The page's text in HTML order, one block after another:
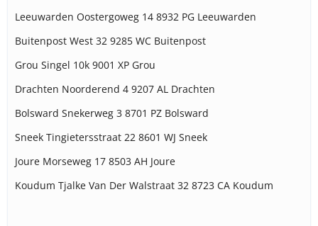
Leeuwarden Oostergoweg 14 8932 PG Leeuwarden
Buitenpost West 32 9285 WC Buitenpost
Grou Singel 10k 9001 XP Grou
Drachten Noorderend 4 9207 AL Drachten
Bolsward Snekerweg 3 8701 PZ Bolsward
Sneek Tingietersstraat 22 8601 WJ Sneek
Joure Morseweg 17 8503 AH Joure
Koudum Tjalke Van Der Walstraat 32 8723 CA Koudum